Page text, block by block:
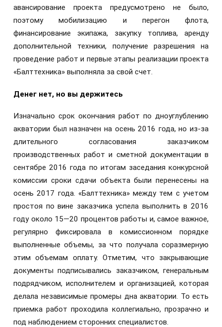
авансирование проекта предусмотрено не было,
поэтому мобилизацию и перегон флота,
финансирование экипажа, закупку топлива, аренду
дополнительной техники, получение разрешения на
проведение работ и первые этапы реализации проекта
«Балттехника» выполняла за свой счет.
Денег нет, но вы держитесь
Изначально срок окончания работ по дноуглублению
акватории был назначен на осень 2016 года, но из-за
длительного согласования заказчиком
производственных работ и сметной документации в
сентябре 2016 года по итогам заседания конкурсной
комиссии сроки сдачи объекта были перенесены на
осень 2017 года. «Балттехника» между тем с учетом
простоя по вине заказчика успела выполнить в 2016
году около 15—20 процентов работы и, самое важное,
регулярно фиксировала в комиссионном порядке
выполненные объемы, за что получала соразмерную
этим объемам оплату. Отметим, что закрывающие
документы подписывались заказчиком, генеральным
подрядчиком, исполнителем и организацией, которая
делала независимые промеры дна акватории. То есть
приемка работ проходила коллегиально, прозрачно и
под наблюдением сторонних специалистов.